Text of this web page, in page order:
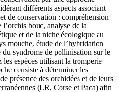
différents aspects associant
de conservation : compréhension
bouc, analyse de la
et de la niche écologique au
mouche, étude de l’hybridation
du syndrome de pollinisation sur le
espèces utilisant la tromperie
consiste à déterminer les
présence des orchidées et de leurs
(LR, Corse et Paca) afin